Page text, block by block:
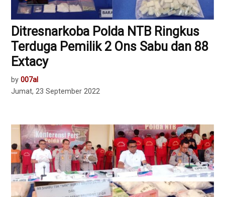
Ditresnarkoba Polda NTB Ringkus
Terduga Pemilik 2 Ons Sabu dan 88
Extacy
by 007al
Jumat, 23 September 2022